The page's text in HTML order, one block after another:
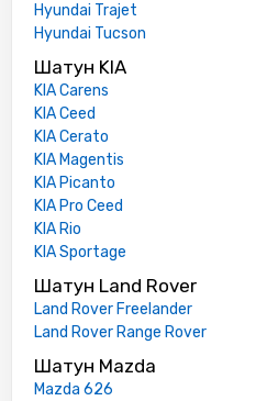
Hyundai Trajet
Hyundai Tucson
Шатун KIA
KIA Carens
KIA Ceed
KIA Cerato
KIA Magentis
KIA Picanto
KIA Pro Ceed
KIA Rio
KIA Sportage
Шатун Land Rover
Land Rover Freelander
Land Rover Range Rover
Шатун Mazda
Mazda 626